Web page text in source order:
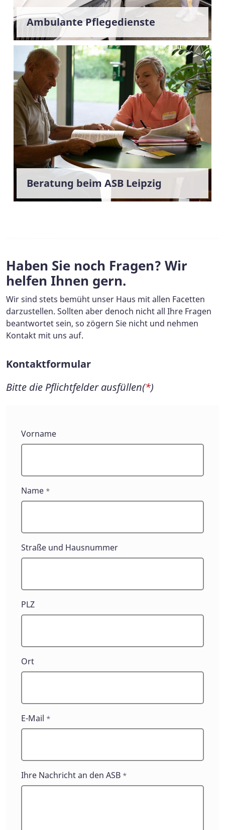
Ambulante Pflegedienste
Beratung beim ASB Leipzig
Haben Sie noch Fragen? Wir
helfen Ihnen gern.
Wir sind stets bemüht unser Haus mit allen Facetten
darzustellen. Sollten aber denoch nicht all Ihre Fragen
beantwortet sein, so zögern Sie nicht und nehmen
Kontakt mit uns auf.
Kontaktformular
Bitte die Pflichtfelder ausfüllen(*)
Kontaktformular
Vorname
Name *
Straße und Hausnummer
PLZ
Ort
E-Mail *
Ihre Nachricht an den ASB *